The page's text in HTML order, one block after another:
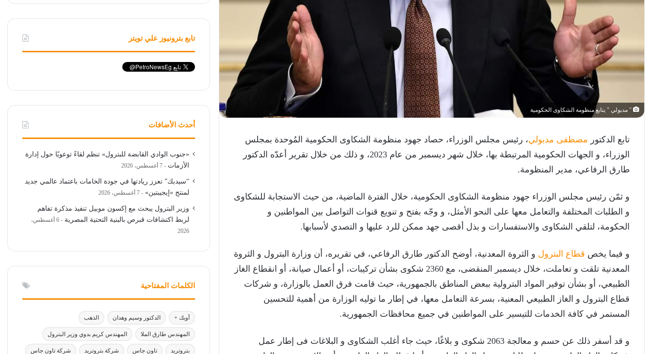
" مدبولي " يتابع منظومة الشكاوى الحكومية
تابع الدكتور مصطفى مدبولي، رئيس مجلس الوزراء، حصاد جهود منظومة الشكاوى الحكومية المُوحدة بمجلس
الوزراء، و الجهات الحكومية المرتبطة بها، خلال شهر ديسمبر من عام 2023، و ذلك من خلال تقرير أعدّه الدكتور
طارق الرفاعي، مدير المنظومة.
و ثمّن رئيس مجلس الوزراء جهود منظومة الشكاوى الحكومية، خلال الفترة الماضية، من حيث الاستجابة للشكاوى
و الطلبات المختلفة والتعامل معها على النحو الأمثل، و وجّه بفتح و تنويع قنوات التواصل بين المواطنين و
الحكومة، لتلقي الشكاوى والاستفسارات و بذل أقصى جهد ممكن للرد عليها و التصدي لأسبابها.
و فيما يخص قطاع البترول و الثروة المعدنية، أوضح الدكتور طارق الرفاعي، في تقريره، أن وزارة البترول و الثروة
المعدنية تلقت و تعاملت، خلال ديسمبر المنقضى، مع 2360 شكوى بشأن تركيبات، أو أعمال صيانة، أو انقطاع الغاز
الطبيعي، أو بشأن توفير المواد البترولية ببعض المناطق بالجمهورية، حيث قامت فرق العمل بالوزارة، و شركات
قطاع البترول و الغاز الطبيعي المعنية، بسرعة التعامل معها، في إطار ما توليه الوزارة من أهمية للتحسين
المستمر في كافة الخدمات للتيسير على المواطنين في جميع محافظات الجمهورية.
و قد أسفر ذلك عن حسم و معالجة 2063 شكوى و بلاغًا، حيث جاء أغلب الشكاوى و البلاغات فى إطار عمل
تابع بترونيوز علي تويتر
أحدث الأضافات
«جنوب الوادي القابضة للبترول» تنظم لقاءً توعويًا حول إدارة
الأزمات
7 أغسطس، 2026
“سيدبك” تعزز ريادتها في جودة الخامات باعتماد عالمي جديد
لمنتج «إيجيبتين»
7 أغسطس، 2026
وزير البترول يبحث مع إكسون موبيل تنفيذ مذكرة تفاهم
لربط اكتشافات قبرص بالبنية التحتية المصرية
6 أغسطس،
2026
الكلمات المفتاحية
أوبك + الدكتور وسيم وهدان الذهب
المهندس طارق الملا المهندس كريم بدوي وزير البترول
بتروتريد تاون جاس شركة بتروتريد شركة تاون جاس